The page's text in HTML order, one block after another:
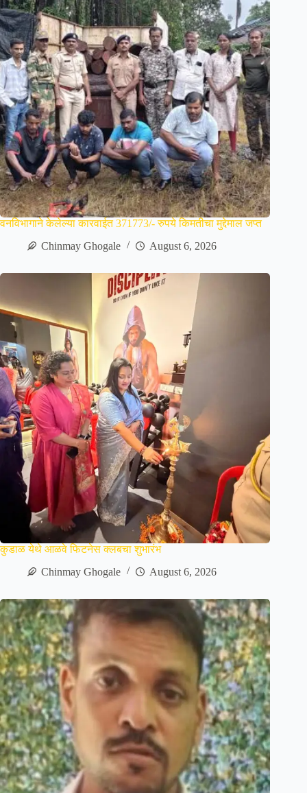
वनविभागाने केलेल्या कारवाईत 371773/- रुपये किमतीचा मुद्देमाल जप्त
Chinmay Ghogale
August 6, 2026
कुडाळ येथे आळवे फिटनेस क्लबचा शुभारंभ
Chinmay Ghogale
August 6, 2026